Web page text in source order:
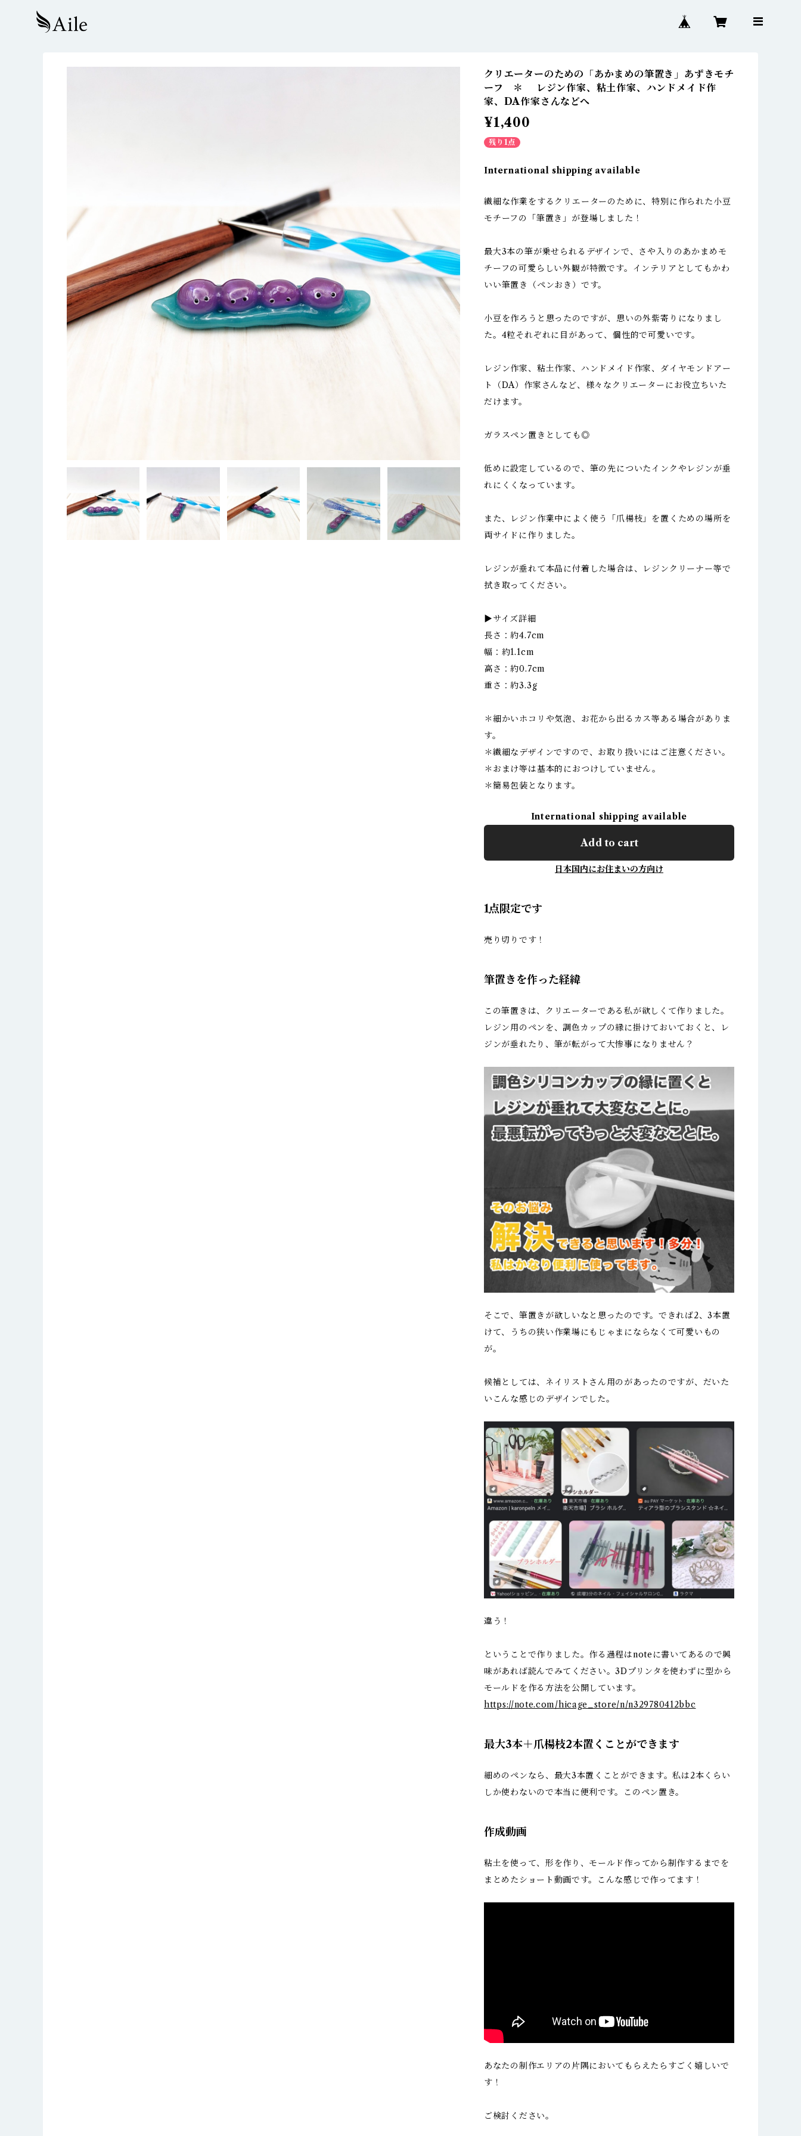
クリエーターのための「あかまめの筆置き」あずきモチ
ーフ ＊ レジン作家、粘土作家、ハンドメイド作
家、DA作家さんなどへ
¥1,400
残り1点
International shipping available
繊細な作業をするクリエーターのために、特別に作られた小豆
モチーフの「筆置き」が登場しました！
最大3本の筆が乗せられるデザインで、さや入りのあかまめモ
チーフの可愛らしい外観が特徴です。インテリアとしてもかわ
いい筆置き（ペンおき）です。
小豆を作ろうと思ったのですが、思いの外紫寄りになりまし
た。4粒それぞれに目があって、個性的で可愛いです。
レジン作家、粘土作家、ハンドメイド作家、ダイヤモンドアー
ト（DA）作家さんなど、様々なクリエーターにお役立ちいた
だけます。
ガラスペン置きとしても◎
低めに設定しているので、筆の先についたインクやレジンが垂
れにくくなっています。
また、レジン作業中によく使う「爪楊枝」を置くための場所を
両サイドに作りました。
レジンが垂れて本品に付着した場合は、レジンクリーナー等で
拭き取ってください。
▶サイズ詳細
長さ：約4.7cm
幅：約1.1cm
高さ：約0.7cm
重さ：約3.3g
＊細かいホコリや気泡、お花から出るカス等ある場合がありま
す。
＊繊細なデザインですので、お取り扱いにはご注意ください。
＊おまけ等は基本的におつけしていません。
＊簡易包装となります。
International shipping available
Add to cart
日本国内にお住まいの方向け
1点限定です
売り切りです！
筆置きを作った経緯
この筆置きは、クリエーターである私が欲しくて作りました。
レジン用のペンを、調色カップの縁に掛けておいておくと、レ
ジンが垂れたり、筆が転がって大惨事になりません？
そこで、筆置きが欲しいなと思ったのです。できれば2、3本置
けて、うちの狭い作業場にもじゃまにならなくて可愛いもの
が。
候補としては、ネイリストさん用のがあったのですが、だいた
いこんな感じのデザインでした。
違う！
ということで作りました。作る過程はnoteに書いてあるので興
味があれば読んでみてください。3Dプリンタを使わずに型から
モールドを作る方法を公開しています。
https://note.com/hicage_store/n/n329780412bbc
最大3本＋爪楊枝2本置くことができます
細めのペンなら、最大3本置くことができます。私は2本くらい
しか使わないので本当に便利です。このペン置き。
作成動画
粘土を使って、形を作り、モールド作ってから制作するまでを
まとめたショート動画です。こんな感じで作ってます！
あなたの制作エリアの片隅においてもらえたらすごく嬉しいで
す！
ご検討ください。